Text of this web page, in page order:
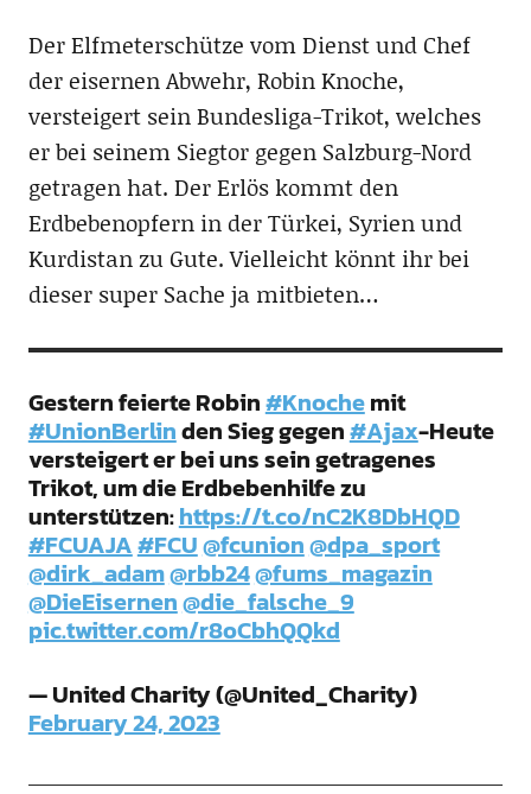
Der Elfmeterschütze vom Dienst und Chef
der eisernen Abwehr, Robin Knoche,
versteigert sein Bundesliga-Trikot, welches
er bei seinem Siegtor gegen Salzburg-Nord
getragen hat. Der Erlös kommt den
Erdbebenopfern in der Türkei, Syrien und
Kurdistan zu Gute. Vielleicht könnt ihr bei
dieser super Sache ja mitbieten…
Gestern feierte Robin#Knochemit
#UnionBerlinden Sieg gegen#Ajax-Heute
versteigert er bei uns sein getragenes
Trikot, um die Erdbebenhilfe zu
unterstützen:https://t.co/nC2K8DbHQD
#FCUAJA#FCU@fcunion@dpa_sport
@dirk_adam@rbb24@fums_magazin
@DieEisernen@die_falsche_9
pic.twitter.com/r8oCbhQQkd
— United Charity (@United_Charity)
February 24, 2023